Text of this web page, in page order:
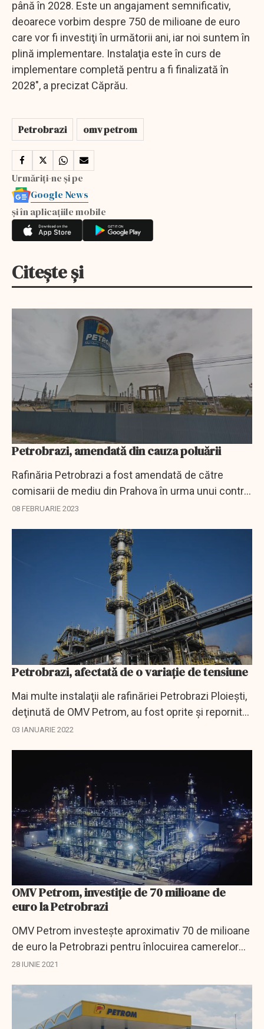
până în 2028. Este un angajament semnificativ,
deoarece vorbim despre 750 de milioane de euro
care vor fi investiţi în următorii ani, iar noi suntem în
plină implementare. Instalaţia este în curs de
implementare completă pentru a fi finalizată în
2028", a precizat Căprău.
Petrobrazi omv petrom
Urmăriți-ne și pe
Google News
și în aplicațiile mobile
Citește și
Petrobrazi, amendată din cauza poluării
Rafinăria Petrobrazi a fost amendată de către
comisarii de mediu din Prahova în urma unui control
efectuat pe fondul numeroaselor sesizări privind
08 FEBRUARIE 2023
Petrobrazi, afectată de o variație de tensiune
Mai multe instalaţii ale rafinăriei Petrobrazi Ploieşti,
deţinută de OMV Petrom, au fost oprite şi repornite,
din cauza unei variaţii de tensiune care s-a produs
03 IANUARIE 2022
OMV Petrom, investiție de 70 milioane de
euro la Petrobrazi
OMV Petrom investeşte aproximativ 70 de milioane
de euro la Petrobrazi pentru înlocuirea camerelor
de cocsare, noile camere fiind realizate în România
28 IUNIE 2021